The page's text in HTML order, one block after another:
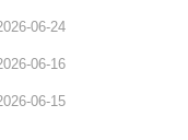
06-24
06-16
06-15